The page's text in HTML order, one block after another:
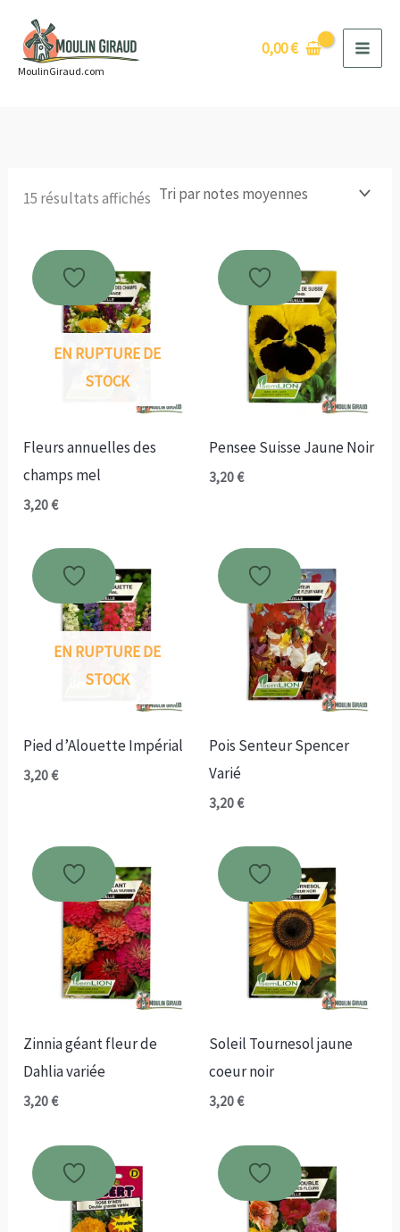
contenu
MoulinGiraud.com
0,00€
15 résultats affichés Trié
EN RUPTURE DE
STOCK
Fleurs annuelles des
champs mel
3,20€
Pensee Suisse Jaune Noir
3,20€
EN RUPTURE DE
STOCK
Pied d’Alouette Impérial
3,20€
Pois Senteur Spencer
Varié
3,20€
Zinnia géant fleur de
Dahlia variée
3,20€
Soleil Tournesol jaune
coeur noir
3,20€